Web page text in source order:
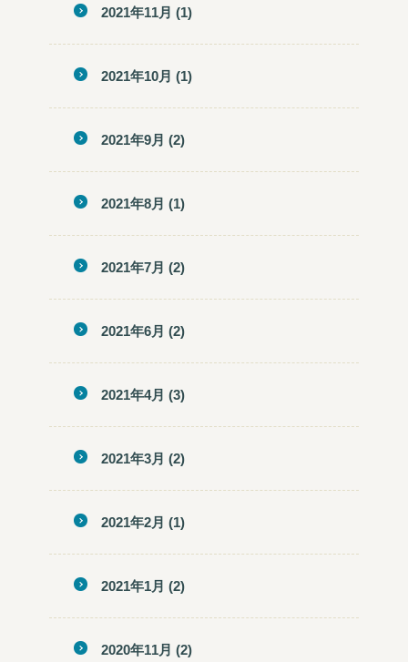
2021年11月 (1)
2021年10月 (1)
2021年9月 (2)
2021年8月 (1)
2021年7月 (2)
2021年6月 (2)
2021年4月 (3)
2021年3月 (2)
2021年2月 (1)
2021年1月 (2)
2020年11月 (2)